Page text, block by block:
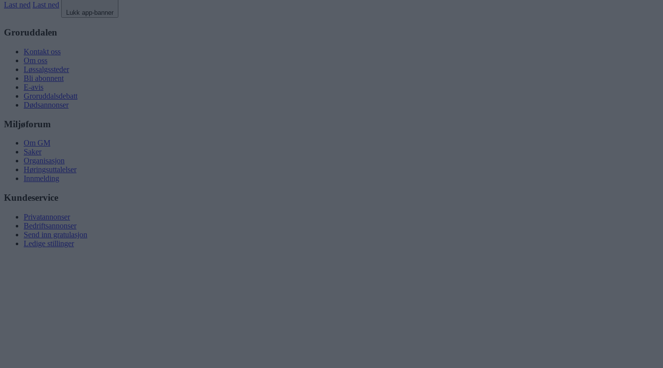
Last ned Last ned
Lukk app-banner
Groruddalen
Kontakt oss
Om oss
Løssalgssteder
Bli abonnent
E-avis
Groruddalsdebatt
Dødsannonser
Miljøforum
Om GM
Saker
Organisasjon
Høringsuttalelser
Innmelding
Kundeservice
Privatannonser
Bedriftsannonser
Send inn gratulasjon
Ledige stillinger